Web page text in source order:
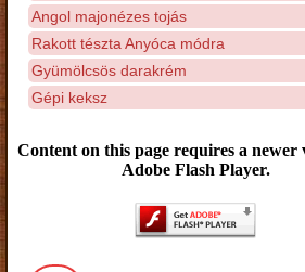
Angol majonézes tojás
Rakott tészta Anyóca módra
Gyümölcsös darakrém
Gépi keksz
Content on this page requires a newer
Adobe Flash Player.